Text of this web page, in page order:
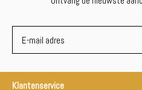
Klantenservice